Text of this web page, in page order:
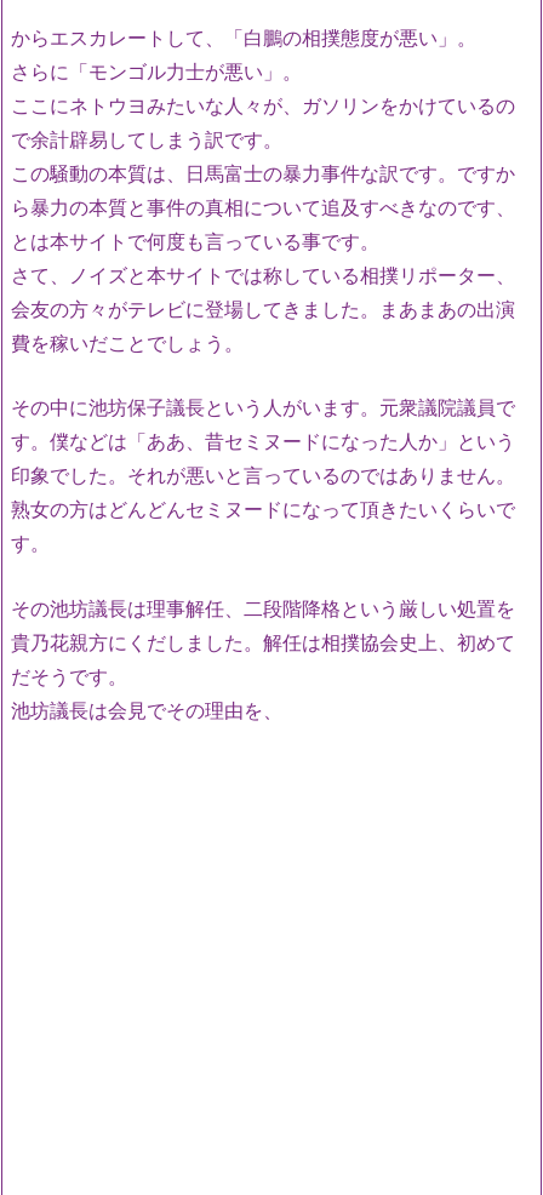
からエスカレートして、「白鵬の相撲態度が悪い」。
さらに「モンゴル力士が悪い」。
ここにネトウヨみたいな人々が、ガソリンをかけているの
で余計辟易してしまう訳です。
この騒動の本質は、日馬富士の暴力事件な訳です。ですか
ら暴力の本質と事件の真相について追及すべきなのです、
とは本サイトで何度も言っている事です。
さて、ノイズと本サイトでは称している相撲リポーター、
会友の方々がテレビに登場してきました。まあまあの出演
費を稼いだことでしょう。
その中に池坊保子議長という人がいます。元衆議院議員で
す。僕などは「ああ、昔セミヌードになった人か」という
印象でした。それが悪いと言っているのではありません。
熟女の方はどんどんセミヌードになって頂きたいくらいで
す。
その池坊議長は理事解任、二段階降格という厳しい処置を
貴乃花親方にくだしました。解任は相撲協会史上、初めて
だそうです。
池坊議長は会見でその理由を、